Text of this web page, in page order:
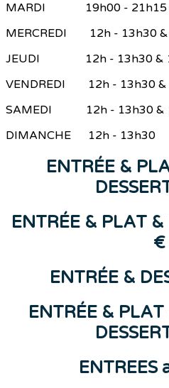
MARDI 19h00 - 21h15
MERCREDI 12h - 13h30 &
JEUDI 12h - 13h30 &
VENDREDI 12h - 13h30 &
SAMEDI 12h - 13h30 &
DIMANCHE 12h - 13h30
ENTRÉE &
ENTRÉE & PLAT
€
ENTRÉE &
ENTRÉE &
ENTREES